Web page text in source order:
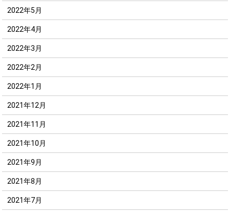
2022年5月
2022年4月
2022年3月
2022年2月
2022年1月
2021年12月
2021年11月
2021年10月
2021年9月
2021年8月
2021年7月